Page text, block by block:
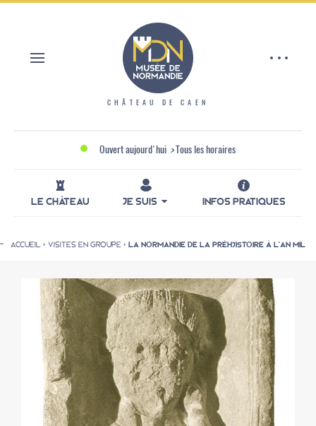
Aller
CHÂTEAU DE CAEN
Ouvert aujourd'hui > Tous les horaires
LE CHÂTEAU JE SUIS INFOS PRATIQUES
d'Ariane
ACCUEIL VISITES EN GROUPE LA NORMANDIE DE LA PRÉHJISTOIRE À L'AN MIL
Panneau de gestion des cookies